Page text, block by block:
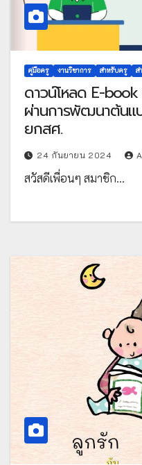
คู่มือครู งานวิชาการ สำหรับครู ส
ดาวน์โหลด E-
ผ่านการพัฒนาต้นแ
ยกสศ.
24 กันยายน 2024
สวัสดีเพื่อนๆ สมาชิก…